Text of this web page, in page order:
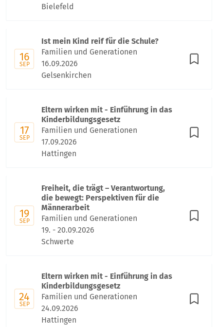
Bielefeld
16
SEP
Ist mein Kind reif für die Schule?
Familien und Generationen
16.09.2026
Gelsenkirchen
17
SEP
Eltern wirken mit - Einführung in das
Kinderbildungsgesetz
Familien und Generationen
17.09.2026
Hattingen
19
SEP
Freiheit, die trägt – Verantwortung,
die bewegt: Perspektiven für die
Männerarbeit
Familien und Generationen
19. - 20.09.2026
Schwerte
24
SEP
Eltern wirken mit - Einführung in das
Kinderbildungsgesetz
Familien und Generationen
24.09.2026
Hattingen